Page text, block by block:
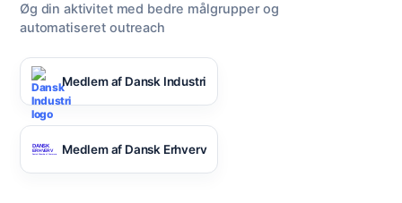
Øg din aktivitet med bedre målgrupper og
automatiseret outreach
Medlem af Dansk Industri
Medlem af Dansk Erhverv